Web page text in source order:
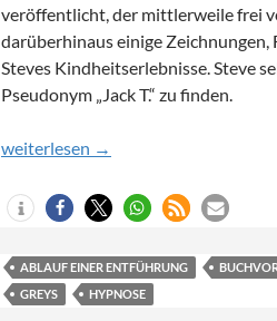
veröffentlicht, der mittlerweile frei
darüberhinaus einige
Steves Kindheitserlebnisse. Steve
Pseudonym „Jack T.“ zu finden.
Beyond the Extraterrestrial Firewall
weiterlesen →
ABLAUF EINER ENTFÜHRUNG
GREYS
HYPNOSE